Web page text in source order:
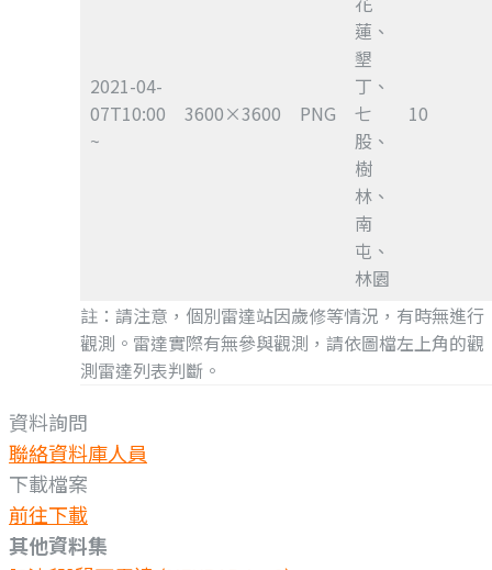
2021-04-
07T10:00
~
3600×3600 PNG
蓮、
墾
丁、
七
股、
樹
林、
南
屯、
林園
10
註：請注意，個別雷達站因歲修等情況，有時無進行
觀測。雷達實際有無參與觀測，請依圖檔左上角的觀
測雷達列表判斷。
資料詢問
聯絡資料庫人員
下載檔案
前往下載
其他資料集